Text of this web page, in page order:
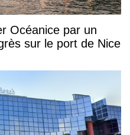
Océanice par un
sur le port de Nice